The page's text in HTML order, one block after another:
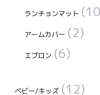
ランチョンマット
アームカバー (2)
エプロン (6)
ベビー/キッズ (12)